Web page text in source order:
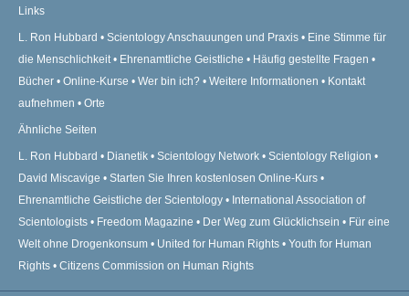
Links
L. Ron Hubbard Scientology Anschauungen und Praxis
Eine Stimme für
die Menschlichkeit
Ehrenamtliche Geistliche
Häufig gestellte Fragen
Bücher
Online-Kurse Wer bin ich? Weitere Informationen
Kontakt
aufnehmen
Orte
Ähnliche Seiten
L. Ron Hubbard Dianetik Scientology Network
Scientology Religion
David Miscavige
Starten Sie Ihren kostenlosen Online-Kurs
Ehrenamtliche Geistliche der Scientology
International Association of
Scientologists
Freedom Magazine Der Weg zum Glücklichsein
Für eine
Welt ohne Drogenkonsum
United for Human Rights
Youth for Human
Rights
Citizens Commission on Human Rights